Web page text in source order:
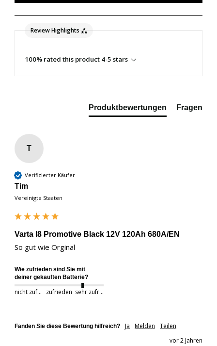
Review Highlights
100% rated this product 4-5 stars
Produktbewertungen Fragen
T
Verifizierter Käufer
Tim
Vereinigte Staaten
Varta I8 Promotive Black 12V 120Ah 680A/EN
So gut wie Orginal
Wie zufrieden sind Sie mit
deiner gekauften Batterie?
nicht zufrieden zufrieden sehr zufrieden
Fanden Sie diese Bewertung hilfreich? Ja Melden
Teilen
vor 2 Jahren